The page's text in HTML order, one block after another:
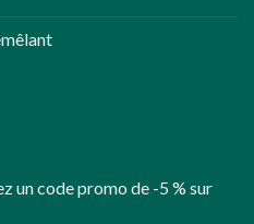
un code promo de -5 % sur